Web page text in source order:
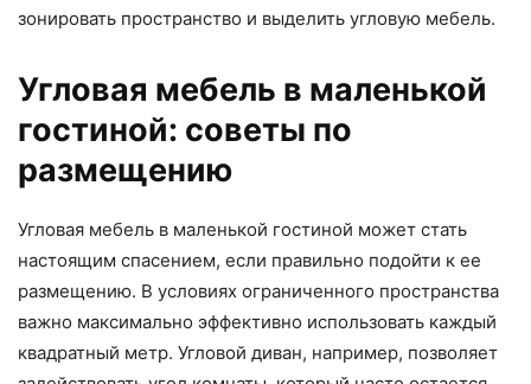
зонировать пространство и выделить угловую мебель.
Угловая мебель в маленькой
гостиной: советы по
размещению
Угловая мебель в маленькой гостиной может стать
настоящим спасением, если правильно подойти к ее
размещению. В условиях ограниченного пространства
важно максимально эффективно использовать каждый
квадратный метр. Угловой диван, например, позволяет